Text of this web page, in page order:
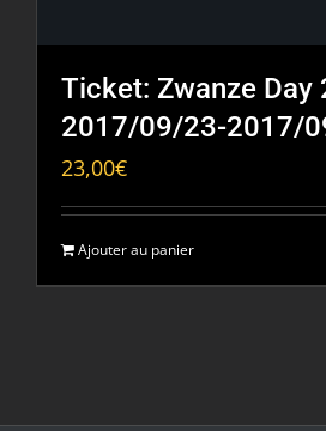
Ticket: Zwanze Day
2017/09/23-2017/
23,00€
Ajouter au panier